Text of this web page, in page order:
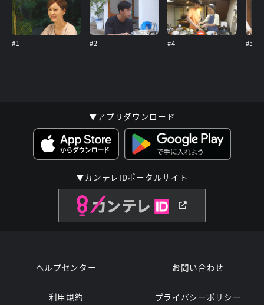
#1 #2 #4 #5
▼アプリダウンロード
▼カンテレIDポータルサイト
ヘルプセンター お問い合わせ
利用規約 プライバシーポリシー